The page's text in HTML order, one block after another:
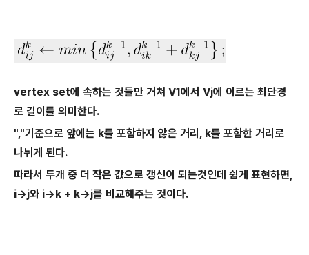
vertex set에 속하는 것들만 거쳐 V1에서 Vj에 이르는 최단경
로 길이를 의미한다.
","기준으로 앞에는 k를 포함하지 않은 거리, k를 포함한 거리로
나뉘게 된다.
따라서 두개 중 더 작은 값으로 갱신이 되는것인데 쉽게 표현하면,
i→j와 i→k + k→j를 비교해주는 것이다.